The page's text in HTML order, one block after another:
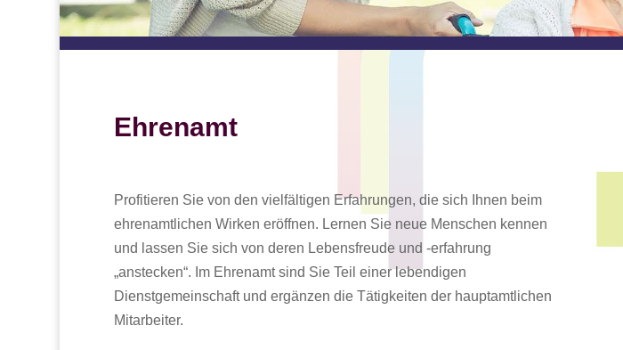
Ehrenamt
Profitieren Sie von den vielfältigen Erfahrungen, die sich Ihnen beim
ehrenamtlichen Wirken eröffnen. Lernen Sie neue Menschen kennen
und lassen Sie sich von deren Lebensfreude und -erfahrung
„anstecken“. Im Ehrenamt sind Sie Teil einer lebendigen
Dienstgemeinschaft und ergänzen die Tätigkeiten der hauptamtlichen
Mitarbeiter.